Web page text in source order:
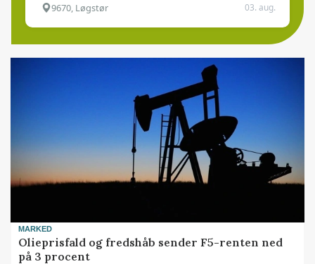
9670, Løgstør 03. aug.
MARKED
Olieprisfald og fredshåb sender F5-renten ned
på 3 procent